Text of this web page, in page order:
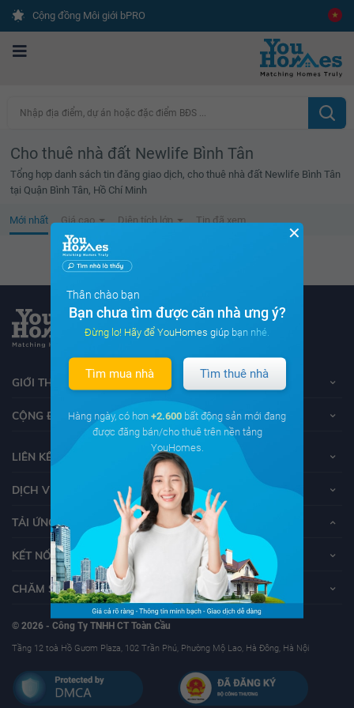
Cộng đồng Môi giới bPRO
Nhập địa điểm, dự án hoặc đặc điểm BĐS ...
Cho thuê nhà đất Newlife Bình Tân
Tổng hợp danh sách tin đăng giao dịch, cho thuê nhà đất Newlife Bình Tân
tại Quận Bình Tân, Hồ Chí Minh
Mới nhất Giá cao Diện tích lớn Tin đã xem
Không tìm thấy tin bất động sản nào
GIỚI THIỆU VỀ YOUHOMES
CỘNG ĐỒNG YOUHOMERS
LIÊN KẾT
DỊCH VỤ KHÁCH HÀNG
TẢI ỨNG DỤNG YOUHOMES
KẾT NỐI VỚI YOUHOMES
CHĂM SÓC KHÁCH HÀNG
© 2026 - Công Ty TNHH CT Toàn Cầu
Tầng 12 toà Hồ Gươm Plaza, 102 Trần Phú, Phường Mộ Lao, Hà Đông, Hà Nội
✕
Thân chào bạn
Bạn chưa tìm được căn nhà ưng ý?
Đừng lo! Hãy để YouHomes giúp bạn nhé.
Tìm mua nhà Tìm thuê nhà
Hàng ngày, có hơn +2.600 bất động sản mới đang
được đăng bán/cho thuê trên nền tảng
YouHomes.